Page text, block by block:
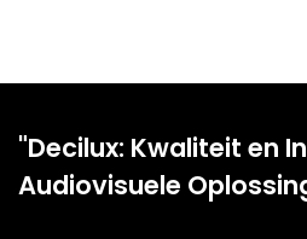
"Decilux: Kwaliteit en
Audiovisuele